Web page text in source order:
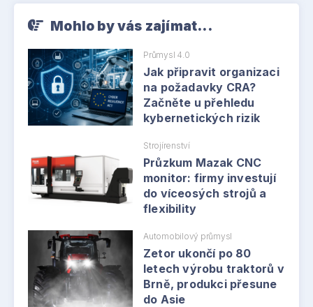
Mohlo by vás zajímat...
Průmysl 4.0
Jak připravit organizaci
na požadavky CRA?
Začněte u přehledu
kybernetických rizik
Strojírenství
Průzkum Mazak CNC
monitor: firmy investují
do víceosých strojů a
flexibility
Automobilový průmysl
Zetor ukončí po 80
letech výrobu traktorů v
Brně, produkci přesune
do Asie